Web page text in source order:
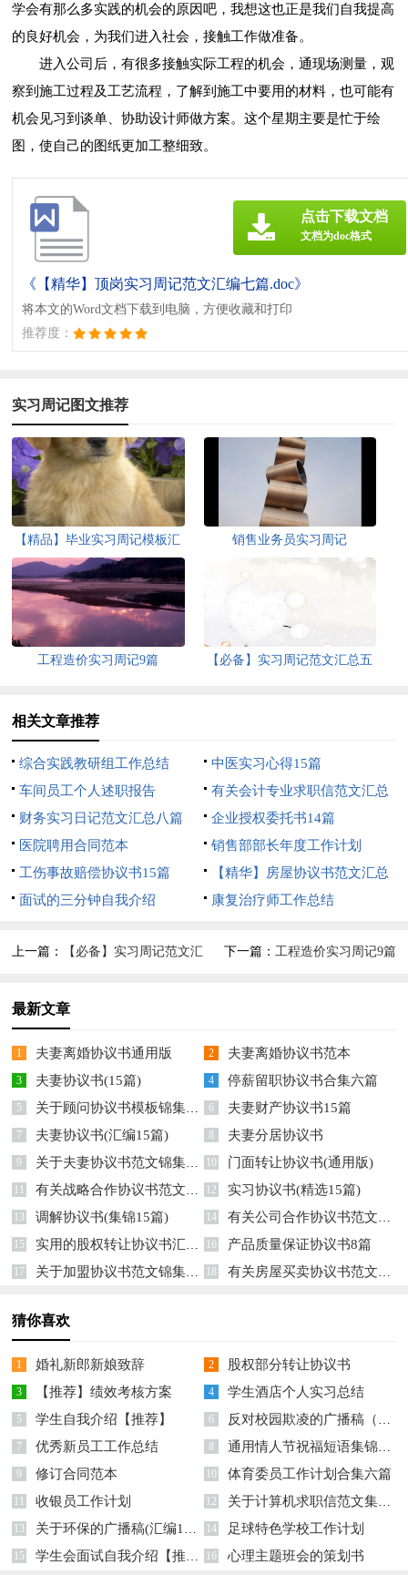
学会有那么多实践的机会的原因吧，我想这也正是我们自我提高
的良好机会，为我们进入社会，接触工作做准备。
进入公司后，有很多接触实际工程的机会，通现场测量，观
察到施工过程及工艺流程，了解到施工中要用的材料，也可能有
机会见习到谈单、协助设计师做方案。这个星期主要是忙于绘
图，使自己的图纸更加工整细致。
《【精华】顶岗实习周记范文汇编七篇.doc》
将本文的Word文档下载到电脑，方便收藏和打印
推荐度：
点击下载文档
文档为doc格式
实习周记图文推荐
【精品】毕业实习周记模板汇
编七篇
销售业务员实习周记
工程造价实习周记9篇
【必备】实习周记范文汇总五
相关文章推荐
综合实践教研组工作总结
中医实习心得15篇
车间员工个人述职报告
有关会计专业求职信范文汇总
10篇
财务实习日记范文汇总八篇
企业授权委托书14篇
医院聘用合同范本
销售部部长年度工作计划
工伤事故赔偿协议书15篇
【精华】房屋协议书范文汇总
6篇
面试的三分钟自我介绍 康复治疗师工作总结
上一篇：
【必备】实习周记范文汇
下一篇： 工程造价实习周记9篇
最新文章
1 夫妻离婚协议书通用版 2 夫妻离婚协议书范本
3 夫妻协议书(15篇) 4 停薪留职协议书合集六篇
5 关于顾问协议书模板锦集六篇 6 夫妻财产协议书15篇
7 夫妻协议书(汇编15篇) 8 夫妻分居协议书
9 关于夫妻协议书范文锦集七篇 10 门面转让协议书(通用版)
11 有关战略合作协议书范文汇总五篇 12 实习协议书(精选15篇)
13 调解协议书(集锦15篇) 14 有关公司合作协议书范文汇总十篇
15 实用的股权转让协议书汇编10篇 16 产品质量保证协议书8篇
17 关于加盟协议书范文锦集九篇 18 有关房屋买卖协议书范文集合5篇
猜你喜欢
1 婚礼新郎新娘致辞 2 股权部分转让协议书
3 【推荐】绩效考核方案 4 学生酒店个人实习总结
5 学生自我介绍【推荐】 6 反对校园欺凌的广播稿（精选10篇）
7 优秀新员工工作总结 8 通用情人节祝福短语集锦39条
9 修订合同范本 10 体育委员工作计划合集六篇
11 收银员工作计划 12 关于计算机求职信范文集锦三篇
13 关于环保的广播稿(汇编15篇) 14 足球特色学校工作计划
15 学生会面试自我介绍【推荐】 16 心理主题班会的策划书